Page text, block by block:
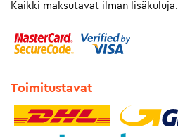
Kaikki maksutavat ilman lisäkuluja.
Toimitustavat